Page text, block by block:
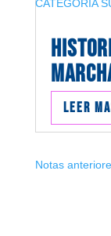
Leer
Notas